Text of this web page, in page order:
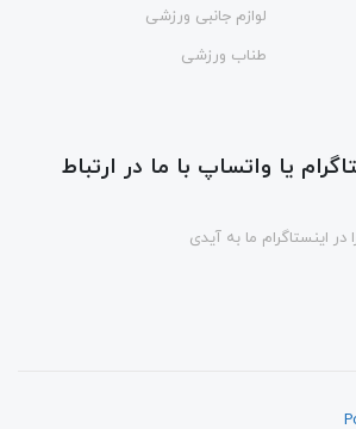
لوازم جانبی ورزشی
طناب ورزشی
یا واتساپ با ما در ارتباط
اینستاگرام ما به آیدی